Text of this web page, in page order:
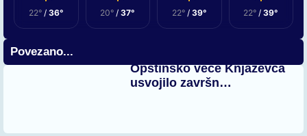
22°/ 36° 20° /37° 22°/ 39° 22° /39°
Povezano...
Opštinsko veće Knjaževca
usvojilo završn…